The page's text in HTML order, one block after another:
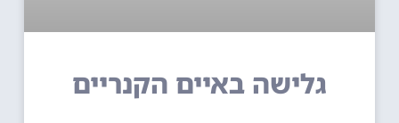
גלישה באיים הקנריים